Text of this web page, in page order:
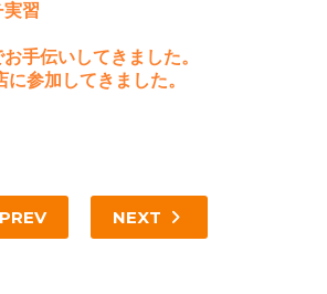
習
手伝いしてきました。
参加してきました。
PREV NEXT